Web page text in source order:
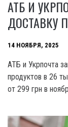
АТБ И
ДОСТАВКУ
14 НОЯБРЯ, 2025
АТБ и Укрпочта
продуктов в 26
от 299 грн в